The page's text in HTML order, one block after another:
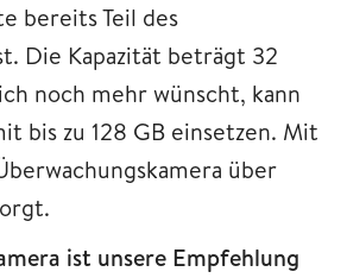
bereits Teil des
Die Kapazität beträgt 32
noch mehr wünscht, kann
bis zu 128 GB einsetzen. Mit
über
ist unsere Empfehlung